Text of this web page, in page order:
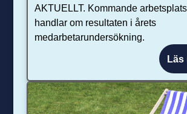
AKTUELLT. Kommande
handlar om resultaten i årets
medarbetarundersökning.
Läs